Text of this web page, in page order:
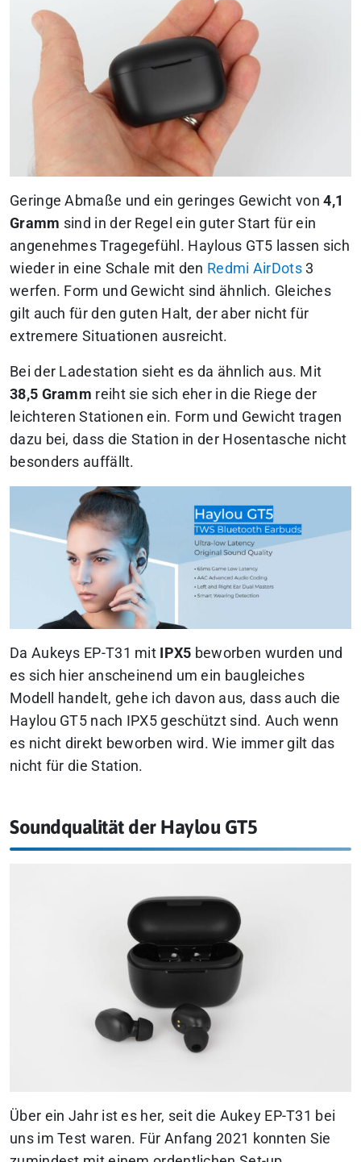
Geringe Abmaße und ein geringes Gewicht von 4,1
Gramm sind in der Regel ein guter Start für ein
angenehmes Tragegefühl. Haylous GT5 lassen sich
wieder in eine Schale mit den Redmi AirDots3
werfen. Form und Gewicht sind ähnlich. Gleiches
gilt auch für den guten Halt, der aber nicht für
extremere Situationen ausreicht.
Bei der Ladestation sieht es da ähnlich aus. Mit
38,5 Gramm reiht sie sich eher in die Riege der
leichteren Stationen ein. Form und Gewicht tragen
dazu bei, dass die Station in der Hosentasche nicht
besonders auffällt.
Da Aukeys EP-T31 mit IPX5 beworben wurden und
es sich hier anscheinend um ein baugleiches
Modell handelt, gehe ich davon aus, dass auch die
Haylou GT5 nach IPX5 geschützt sind. Auch wenn
es nicht direkt beworben wird. Wie immer gilt das
nicht für die Station.
Soundqualität der Haylou GT5
Über ein Jahr ist es her, seit die Aukey EP-T31 bei
uns im Test waren. Für Anfang 2021 konnten Sie